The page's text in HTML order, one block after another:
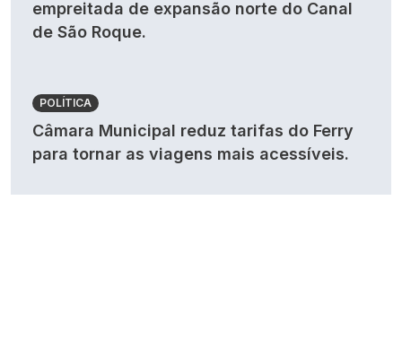
empreitada de expansão norte do Canal
de São Roque.
POLÍTICA
Câmara Municipal reduz tarifas do Ferry
para tornar as viagens mais acessíveis.